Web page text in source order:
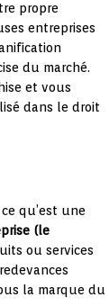
propre
entreprises
du marché.
et vous
dans le droit
qu’est une
(le
ou services
la marque du